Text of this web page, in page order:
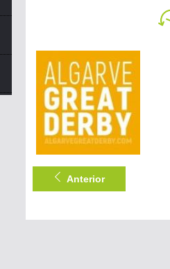
Anterior